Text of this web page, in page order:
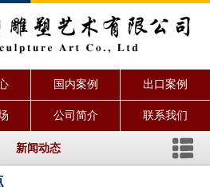
国内案例 出口案例
公司简介 联系我们
新闻动态